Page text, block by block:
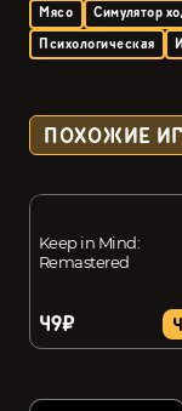
Мясо Симулятор
Психологическая
ПОХОЖИЕ
Keep in Mind:
Remastered
49₽